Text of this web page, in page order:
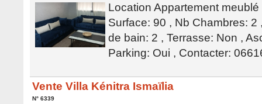
Location Appartement
Surface: 90 , Nb Chambres:
de bain: 2 , Terrasse: Non ,
Parking: Oui , Contacter:
Vente Villa Kénitra Ismaïlia
N° 6339